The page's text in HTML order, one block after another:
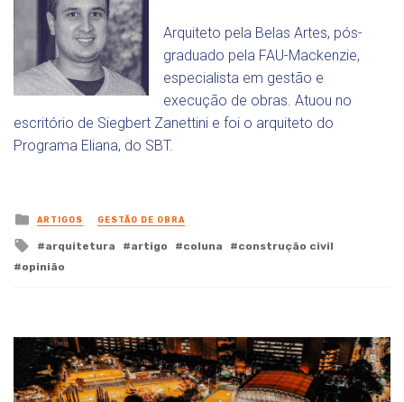
Arquiteto pela Belas Artes, pós-
graduado pela FAU-Mackenzie,
especialista em gestão e
execução de obras. Atuou no
escritório de Siegbert Zanettini e foi o arquiteto do
Programa Eliana, do SBT.
Posted
in
ARTIGOS GESTÃO DE OBRA
Tagged
with
arquitetura artigo coluna
construção civil
opinião